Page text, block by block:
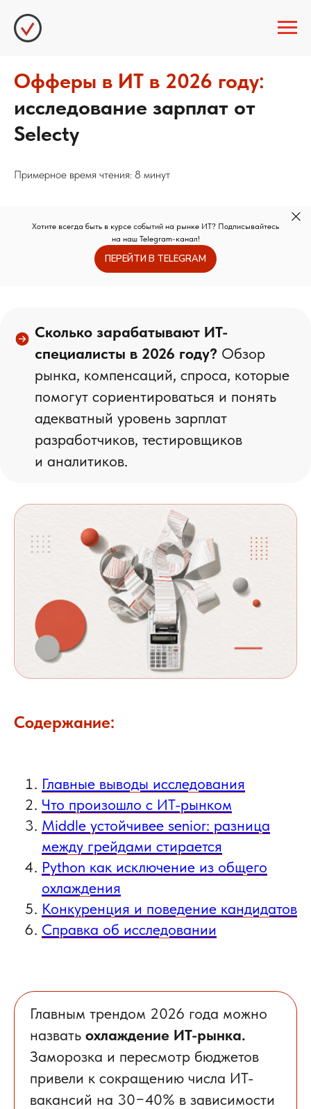
Офферы в ИТ в 2026 году:
исследование зарплат от
Selecty
Примерное время чтения: 8 минут
Хотите всегда быть в курсе событий на рынке ИТ? Подписывайтесь
на наш Telegram-канал!
ПЕРЕЙТИ В TELEGRAM
Сколько зарабатывают ИТ-
специалисты в 2026 году? Обзор
рынка, компенсаций, спроса, которые
помогут сориентироваться и понять
адекватный уровень зарплат
разработчиков, тестировщиков
и аналитиков.
Содержание:
Главные выводы исследования
Что произошло с ИТ-рынком
Middle устойчивее senior: разница
между грейдами стирается
Python как исключение из общего
охлаждения
Конкуренция и поведение кандидатов
Справка об исследовании
Главным трендом 2026 года можно
назвать охлаждение ИТ-рынка.
Заморозка и пересмотр бюджетов
привели к сокращению числа ИТ-
вакансий на 30−40% в зависимости